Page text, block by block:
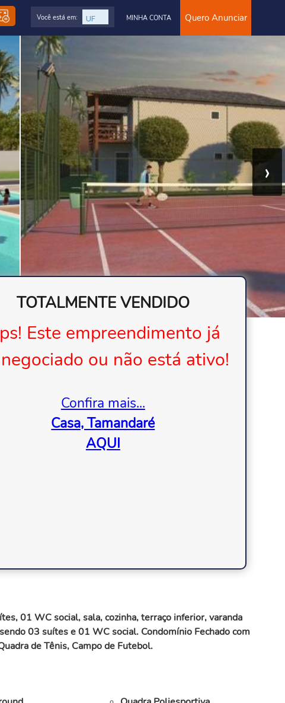
Quero Anunciar
MINHA CONTA
Você está em:
›
TOTALMENTE VENDIDO
Este empreendimento já
ou não está ativo!
Confira mais...
Casa, Tamandaré
AQUI
01 WC social, sala, cozinha, terraço inferior, varanda
03 suítes e 01 WC social. Condomínio Fechado com
de Tênis, Campo de Futebol.